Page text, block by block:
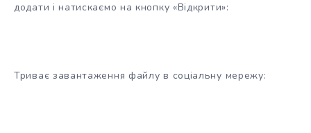
додати і натискаємо на кнопку «Відкрити»:
Триває завантаження файлу в соціальну мережу: